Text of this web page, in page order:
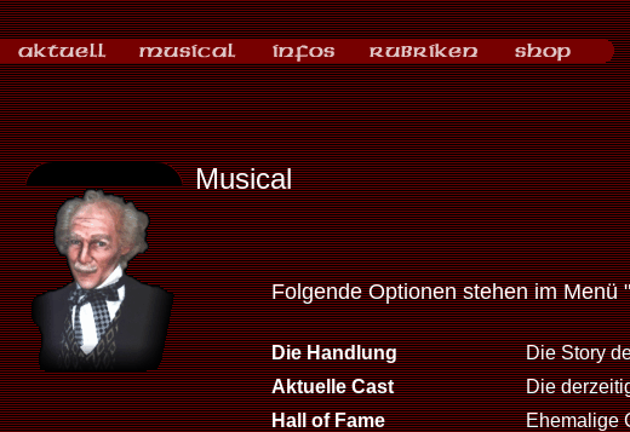
Musical
Folgende Optionen stehen im Menü "
Die Handlung
Die Story
Aktuelle Cast
Die
Hall of Fame
Ehemalige